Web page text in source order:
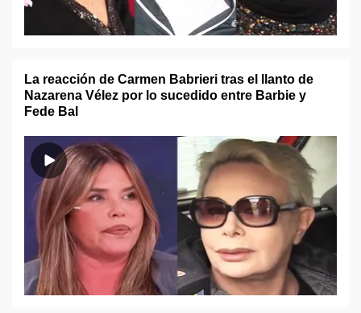
La reacción de Carmen Babrieri tras el llanto de
Nazarena Vélez por lo sucedido entre Barbie y
Fede Bal